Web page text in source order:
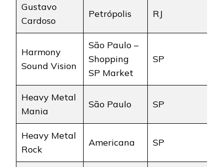
Gustavo
Cardoso
Petrópolis RJ
Harmony
Sound Vision
São Paulo –
Shopping
SP Market
SP
Heavy Metal
Mania
São Paulo SP
Heavy Metal
Rock
Americana SP